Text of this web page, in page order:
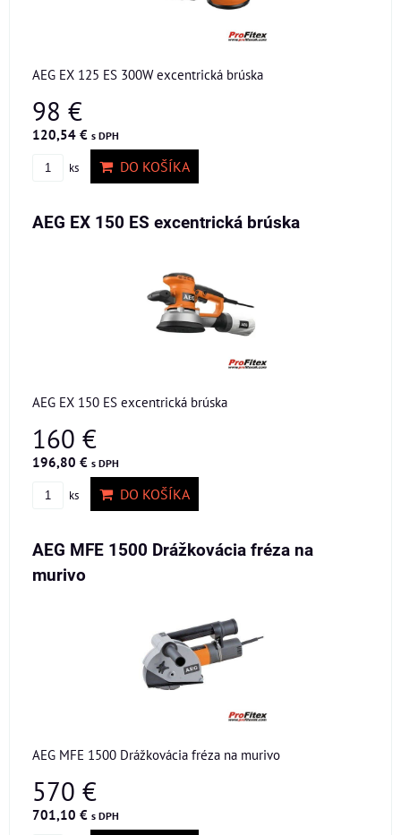
AEG EX 125 ES 300W excentrická brúska
98 €
120,54 € s DPH
ks DO KOŠÍKA
AEG EX 150 ES excentrická brúska
AEG EX 150 ES excentrická brúska
160 €
196,80 € s DPH
ks DO KOŠÍKA
AEG MFE 1500 Drážkovácia fréza na
murivo
AEG MFE 1500 Drážkovácia fréza na murivo
570 €
701,10 € s DPH